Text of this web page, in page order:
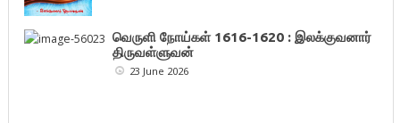
வெருளி நோய்கள் 1616-1620 : இலக்குவனார்
திருவள்ளுவன்
23 June 2026